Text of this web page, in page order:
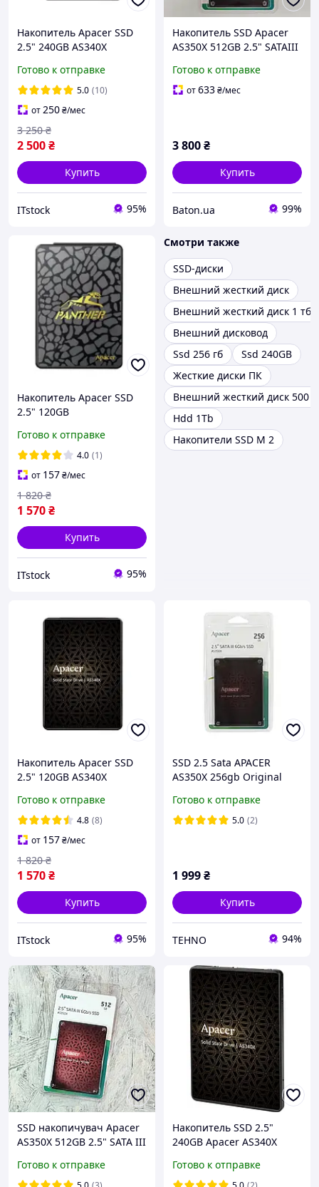
Накопитель Apacer SSD
2.5" 240GB AS340X
Готово к отправке
5.0 (10)
от250₴/мес
2 500₴
3 250 ₴
Купить
ITstock 95%
Накопитель SSD Apacer
AS350X 512GB 2.5" SATAIII
(AP512GAS350XR-1)
Готово к отправке
от633₴/мес
3 800₴
Купить
Baton.ua 99%
Накопитель Apacer SSD
2.5" 120GB
Готово к отправке
4.0 (1)
от 157₴/мес
1 570₴
1 820 ₴
Купить
ITstock 95%
Смотри также
SSD-диски
Внешний жесткий диск
Внешний жесткий диск 1 тб
Внешний дисковод
Ssd 256 гб
Ssd 240GB
Жесткие диски ПК
Внешний жесткий диск 500
Hdd 1Tb
Накопители SSD M 2
Накопитель Apacer SSD
2.5" 120GB AS340X
Готово к отправке
4.8 (8)
от 157₴/мес
1 570₴
1 820 ₴
Купить
ITstock 95%
SSD 2.5 Sata APACER
AS350X 256gb Original
Готово к отправке
5.0 (2)
1 999₴
Купить
TEHNO 94%
SSD накопичувач Apacer
AS350X 512GB 2.5" SATA III
Готово к отправке
Накопитель SSD 2.5"
240GB Apacer AS340X
R550MBs W520MBs SATA
Готово к отправке